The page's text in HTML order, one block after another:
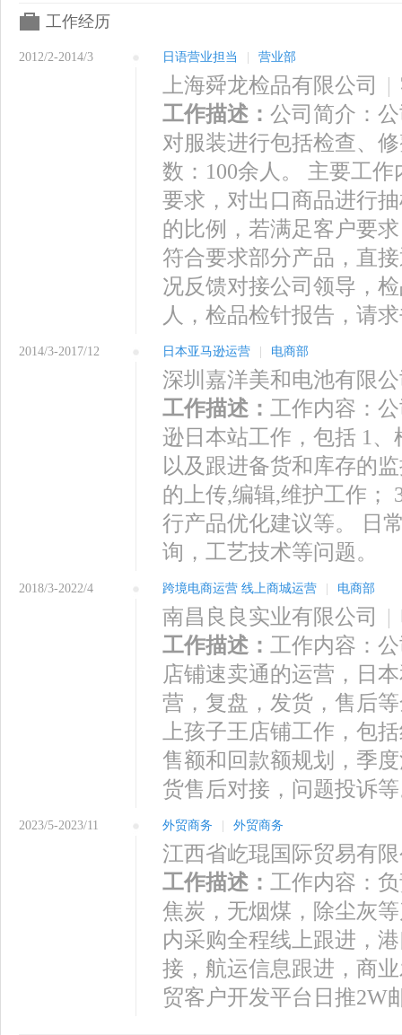
工作经历
2012/2-2014/3 日语营业担当 营业部
上海舜龙检品有限公司 |
工作描述： 公司简介：
对服装进行包括检查、
数：100余人。 主要工
要求，对出口商品进行
的比例，若满足客户要
符合要求部分产品，直
况反馈对接公司领导，
人，检品检针报告，请
2014/3-2017/12 日本亚马逊运营 电商部
深圳嘉洋美和电池有限
工作描述： 工作内容：
逊日本站工作，包括 1
以及跟进备货和库存的
的上传,编辑,维护工作；
行产品优化建议等。 日
询，工艺技术等问题。
2018/3-2022/4 跨境电商运营 线上商城运营 电商部
南昌良良实业有限公司 |
工作描述： 工作内容：
店铺速卖通的运营，日
营，复盘，发货，售后
上孩子王店铺工作，包
售额和回款额规划，季
货售后对接，问题投诉
2023/5-2023/11 外贸商务 外贸商务
江西省屹琨国际贸易有
工作描述： 工作内容：
焦炭，无烟煤，除尘灰
内采购全程线上跟进，
接，航运信息跟进，商
贸客户开发平台日推2W